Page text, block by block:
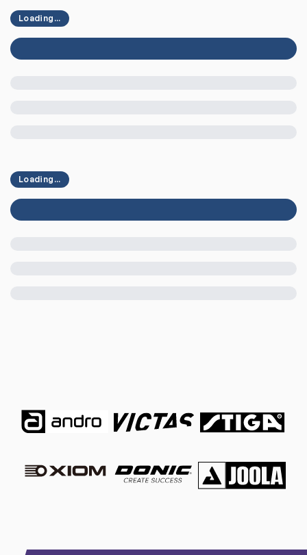
Loading...
Loading...